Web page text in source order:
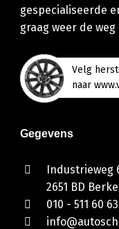
gespecialiseerde
graag weer de
Velg
naar
Gegevens
Industrieweg
2651 BD
010 - 511 60 63